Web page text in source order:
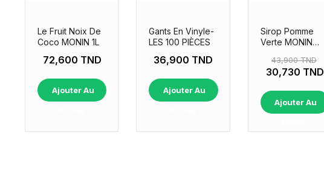
Le Fruit Noix De
Coco MONIN 1L
72,600 TND
Gants En Vinyle-
LES 100 PIÈCES
36,900 TND
Sirop Pomme
Verte MONIN
43,900 TND
30,730 TND
Ajouter Au